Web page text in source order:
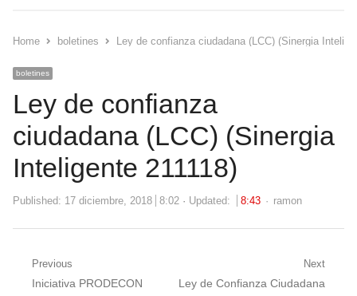
Home boletines Ley de confianza ciudadana (LCC) (Sinergia
boletines
Ley de confianza
ciudadana (LCC) (Sinergia
Inteligente 211118)
Published: 17 diciembre, 2018 8:02 Updated: 8:43 Author
ramon
Navegación
Previous
Previous
Iniciativa PRODECON
Next
Next
Ley de Confianza Ciudadana